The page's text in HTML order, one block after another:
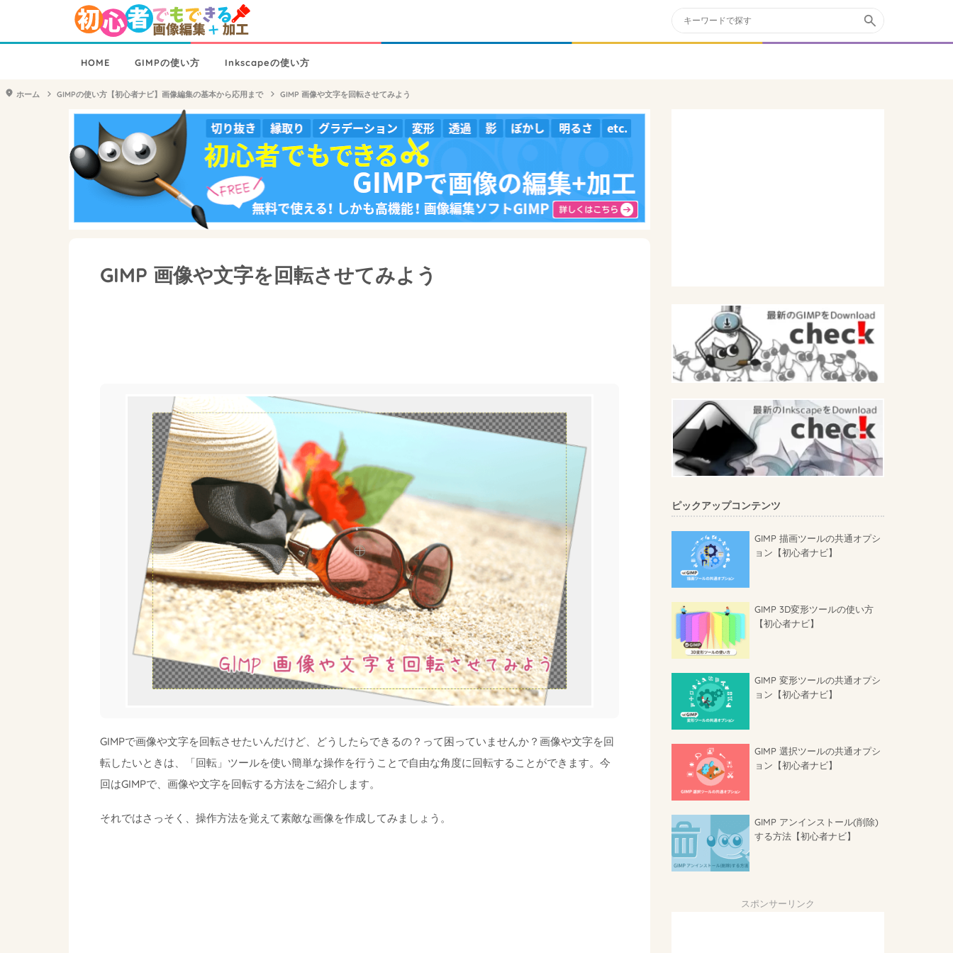
HOME GIMPの使い方 Inkscapeの使い方
ホーム GIMPの使い方【初心者ナビ】画像編集の基本から応用まで GIMP 画像や文字を回転させてみよう
GIMP 画像や文字を回転させてみよう
GIMPで画像や文字を回転させたいんだけど、どうしたらできるの？って困っていませんか？画像や文字を回
転したいときは、「回転」ツールを使い簡単な操作を行うことで自由な角度に回転することができます。今
回はGIMPで、画像や文字を回転する方法をご紹介します。
それではさっそく、操作方法を覚えて素敵な画像を作成してみましょう。
ピックアップコンテンツ
GIMP 描画ツールの共通オプシ
ョン【初心者ナビ】
GIMP 3D変形ツールの使い方
【初心者ナビ】
GIMP 変形ツールの共通オプシ
ョン【初心者ナビ】
GIMP 選択ツールの共通オプシ
ョン【初心者ナビ】
GIMP アンインストール(削除)
する方法【初心者ナビ】
スポンサーリンク